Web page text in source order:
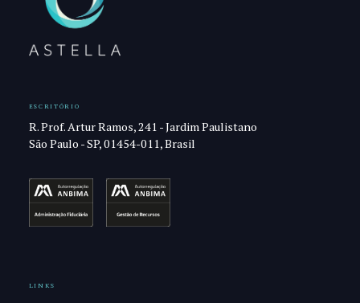
ESCRITÓRIO
R. Prof. Artur Ramos, 241 - Jardim Paulistano
São Paulo - SP, 01454-011, Brasil
LINKS